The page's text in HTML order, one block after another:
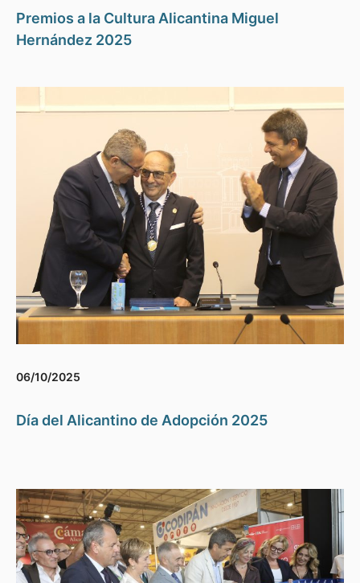
Premios a la Cultura Alicantina Miguel
Hernández 2025
06/10/2025
Día del Alicantino de Adopción 2025